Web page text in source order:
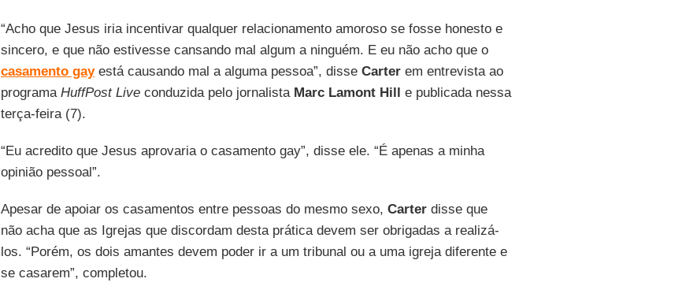
“Acho que Jesus iria incentivar qualquer relacionamento amoroso se fosse honesto e
sincero, e que não estivesse cansando mal algum a ninguém. E eu não acho que o
casamento gayestá causando mal a alguma pessoa”, disse Carterem entrevista ao
programa HuffPost Liveconduzida pelo jornalista Marc Lamont Hill e publicada nessa
terça-feira (7).
“Eu acredito que Jesus aprovaria o casamento gay”, disse ele. “É apenas a minha
opinião pessoal”.
Apesar de apoiar os casamentos entre pessoas do mesmo sexo, Carterdisse que
não acha que as Igrejas que discordam desta prática devem ser obrigadas a realizá-
los. “Porém, os dois amantes devem poder ir a um tribunal ou a uma igreja diferente e
se casarem”, completou.